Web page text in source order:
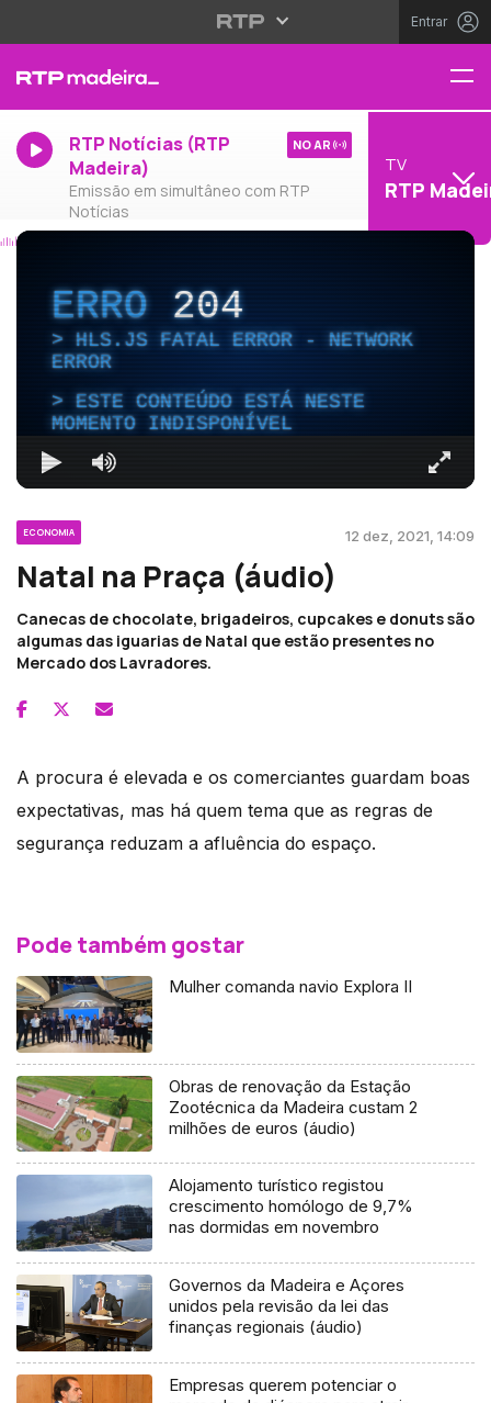
Entrar
RTP Notícias (RTP
Madeira)
Emissão em simultâneo com RTP
Notícias
NO AR
TV
RTP
ERRO204
HLS.JS FATAL ERROR - NETWORK
ERROR
ESTE CONTEÚDO ESTÁ NESTE
MOMENTO INDISPONÍVEL
ECONOMIA 12 dez, 2021, 14:09
Natal na Praça (áudio)
Canecas de chocolate, brigadeiros, cupcakes e donuts são
algumas das iguarias de Natal que estão presentes no
Mercado dos Lavradores.
A procura é elevada e os comerciantes guardam boas
expectativas, mas há quem tema que as regras de
segurança reduzam a afluência do espaço.
Pode também gostar
Mulher comanda navio Explora II
Obras de renovação da Estação
Zootécnica da Madeira custam 2
milhões de euros (áudio)
Alojamento turístico registou
crescimento homólogo de 9,7%
nas dormidas em novembro
Governos da Madeira e Açores
unidos pela revisão da lei das
finanças regionais (áudio)
Empresas querem potenciar o